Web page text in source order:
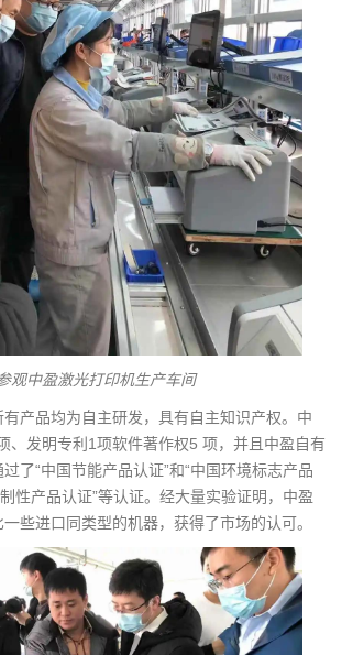
观中盈激光打印机生产车间
产品均为自主研发，具有自主知识产权。中
、发明专利1项软件著作权5 项，并且中盈自有
了“中国节能产品认证”和“中国环境标志产品
性产品认证”等认证。经大量实验证明，中盈
些进口同类型的机器，获得了市场的认可。